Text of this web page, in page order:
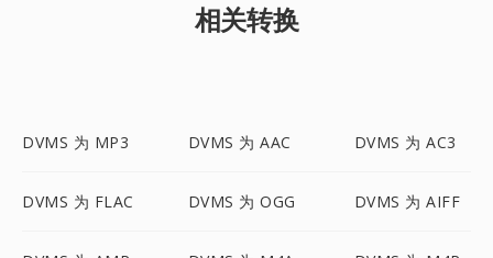
相关转换
DVMS 为 MP3 DVMS 为 AAC DVMS 为 AC3
DVMS 为 FLAC DVMS 为 OGG DVMS 为 AIFF